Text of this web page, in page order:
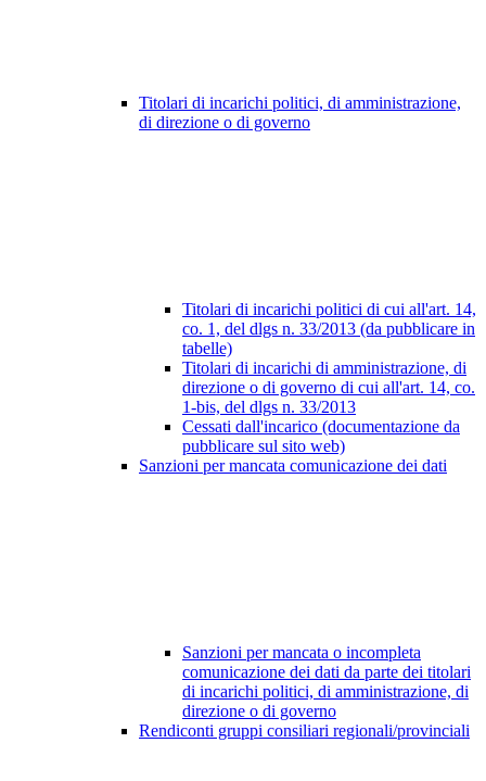
Titolari di incarichi politici, di amministrazione,
di direzione o di governo
Titolari di incarichi politici di cui all'art. 14,
co. 1, del dlgs n. 33/2013 (da pubblicare in
tabelle)
Titolari di incarichi di amministrazione, di
direzione o di governo di cui all'art. 14, co.
1-bis, del dlgs n. 33/2013
Cessati dall'incarico (documentazione da
pubblicare sul sito web)
Sanzioni per mancata comunicazione dei dati
Sanzioni per mancata o incompleta
comunicazione dei dati da parte dei titolari
di incarichi politici, di amministrazione, di
direzione o di governo
Rendiconti gruppi consiliari regionali/provinciali